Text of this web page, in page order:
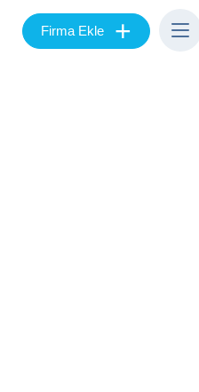
Firma Ekle +